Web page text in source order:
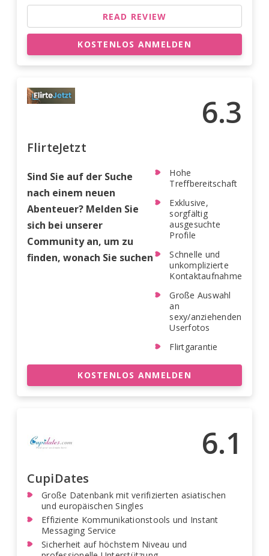
READ REVIEW
KOSTENLOS ANMELDEN
6.3
FlirteJetzt
Sind Sie auf der Suche
nach einem neuen
Abenteuer? Melden Sie
sich bei unserer
Community an, um zu
finden, wonach Sie suchen
Hohe
Treffbereitschaft
Exklusive,
sorgfältig
ausgesuchte
Profile
Schnelle und
unkomplizierte
Kontaktaufnahme
Große Auswahl
an
sexy/anziehenden
Userfotos
Flirtgarantie
KOSTENLOS ANMELDEN
6.1
CupiDates
Große Datenbank mit verifizierten asiatischen
und europäischen Singles
Effiziente Kommunikationstools und Instant
Messaging Service
Sicherheit auf höchstem Niveau und